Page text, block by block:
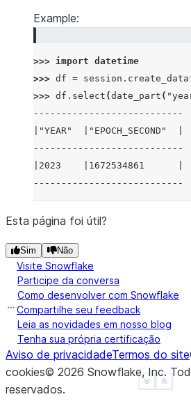
Example:
>>> import datetime
>>> df = session .
>>> df . select (date_part (
---------------------------
|"YEAR"  |"EPOCH_SECOND"  |
---------------------------
|2023    |1672534861      |
---------------------------
Show
See more
Esta página foi útil?
Sim Não
Visite Snowflake
Participe da conversa
Como desenvolver com Snowflake
Compartilhe seu feedback
Leia as novidades em nosso blog
Tenha sua própria certificação
Aviso de privacidadeTermos do site
cookies© 2026 Snowflake, Inc.
reservados.